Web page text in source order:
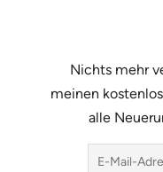
Nichts mehr
meinen
alle